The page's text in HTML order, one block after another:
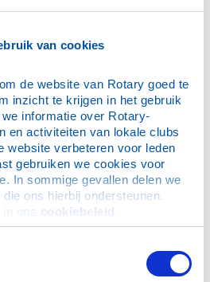
van cookies
de website van Rotary goed te
inzicht te krijgen in het gebruik
informatie over Rotary-
en activiteiten van lokale clubs
website verbeteren voor leden
gebruiken we cookies voor
In sommige gevallen delen we
ons hierbij ondersteunen.
ons cookiebeleid
schenkt AED
van de wacht
op eigen Kiel
10.000 Bontius Stichting
(deel 3)